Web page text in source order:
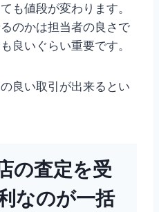
も値段が変わります。
のかは担当者の良さで
良いぐらい重要です。
良い取引が出来るとい
の査定を受
なのが一括